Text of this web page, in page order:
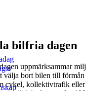
bilfria dagen
uppmärksammar
välja bort bilen till
cykel, kollektivtrafik eller